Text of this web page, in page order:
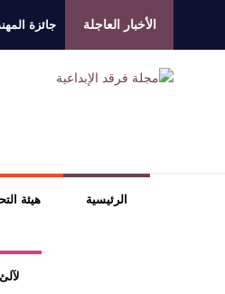
الأخبار العاجلة جائزة
عتبات
الرئيسية
هيئة